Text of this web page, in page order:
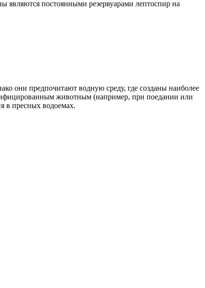
являются постоянными резервуарами лептоспир на
они предпочитают водную среду, где созданы наиболее
животным (например, при поедании или
в пресных водоемах.